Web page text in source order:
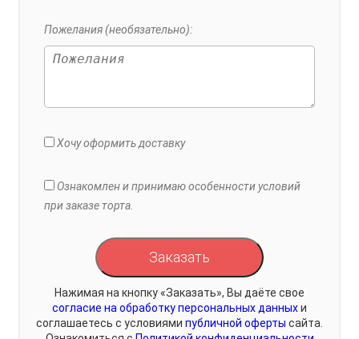
Пожелания (необязательно):
Хочу оформить доставку
Ознакомлен и принимаю особенности условий
при заказе торта.
Заказать
Нажимая на кнопку «Заказать», Вы даёте свое
согласие на обработку персональных данныхи
соглашаетесь с условиями публичной оферты сайта.